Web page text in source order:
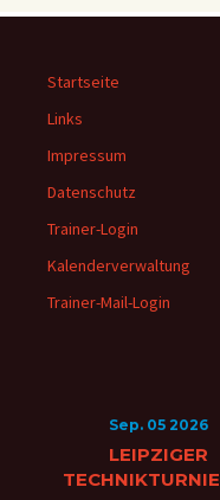
Startseite
Links
Impressum
Datenschutz
Trainer-Login
Kalenderverwaltung
Trainer-Mail-Login
Sep. 05 2026
LEIPZIGER